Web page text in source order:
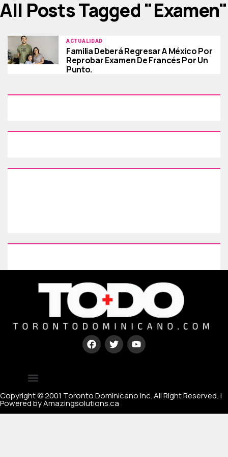
All Posts Tagged "examen"
ACTUALIDAD
Familia Deberá Regresar A México Por
Reprobar Examen De Francés Por Un
Punto.
Copyright © 2001 Toronto Dominicano Inc. All Right Reserved. |
Powered by Amazingsolutions.ca